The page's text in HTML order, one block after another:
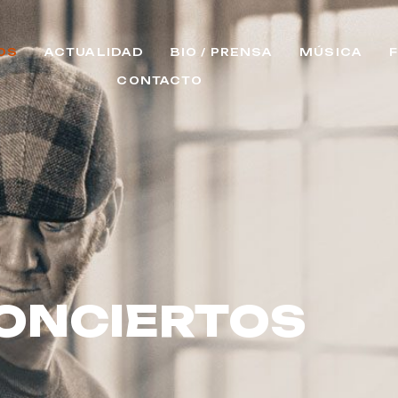
ACTUALIDAD BIO / PRENSA MÚSICA
CONTACTO